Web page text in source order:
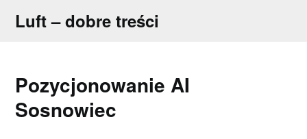
Luft – dobre treści
Pozycjonowanie AI
Sosnowiec